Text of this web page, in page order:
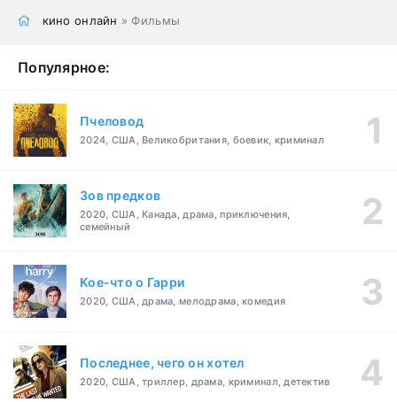
кино онлайн » Фильмы
Популярное:
Пчеловод
2024, США, Великобритания, боевик, криминал
Зов предков
2020, США, Канада, драма, приключения,
семейный
Кое-что о Гарри
2020, США, драма, мелодрама, комедия
Последнее, чего он хотел
2020, США, триллер, драма, криминал, детектив